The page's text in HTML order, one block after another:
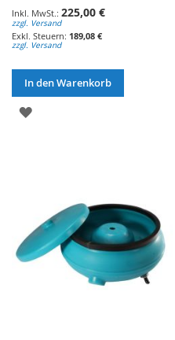
225,00 €
zzgl. Versand
189,08 €
zzgl. Versand
In den Warenkorb
ZUR